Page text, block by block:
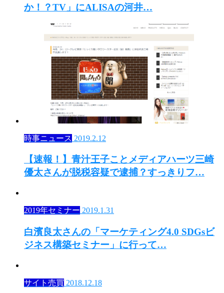
か！？TV」にALISAの河井…
時事ニュース 2019.2.12
【速報！】青汁王子ことメディアハーツ三崎
優太さんが脱税容疑で逮捕？すっきりフ…
2019年セミナー 2019.1.31
白濱良太さんの「マーケティング4.0 SDGsビ
ジネス構築セミナー」に行って…
サイト売買 2018.12.18